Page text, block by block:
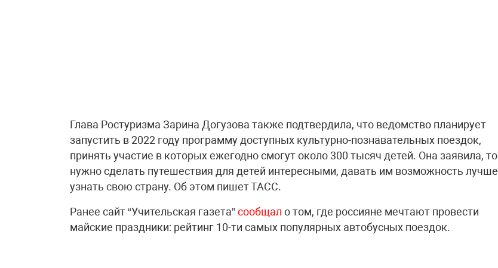
Глава Ростуризма Зарина Догузова также подтвердила, что ведомство планирует
запустить в 2022 году программу доступных культурно-познавательных поездок,
принять участие в которых ежегодно смогут около 300 тысяч детей. Она заявила, то
нужно сделать путешествия для детей интересными, давать им возможность лучше
узнать свою страну. Об этом пишет ТАСС.
Ранее сайт “Учительская газета”сообщал о том, где россияне мечтают провести
майские праздники: рейтинг 10-ти самых популярных автобусных поездок.